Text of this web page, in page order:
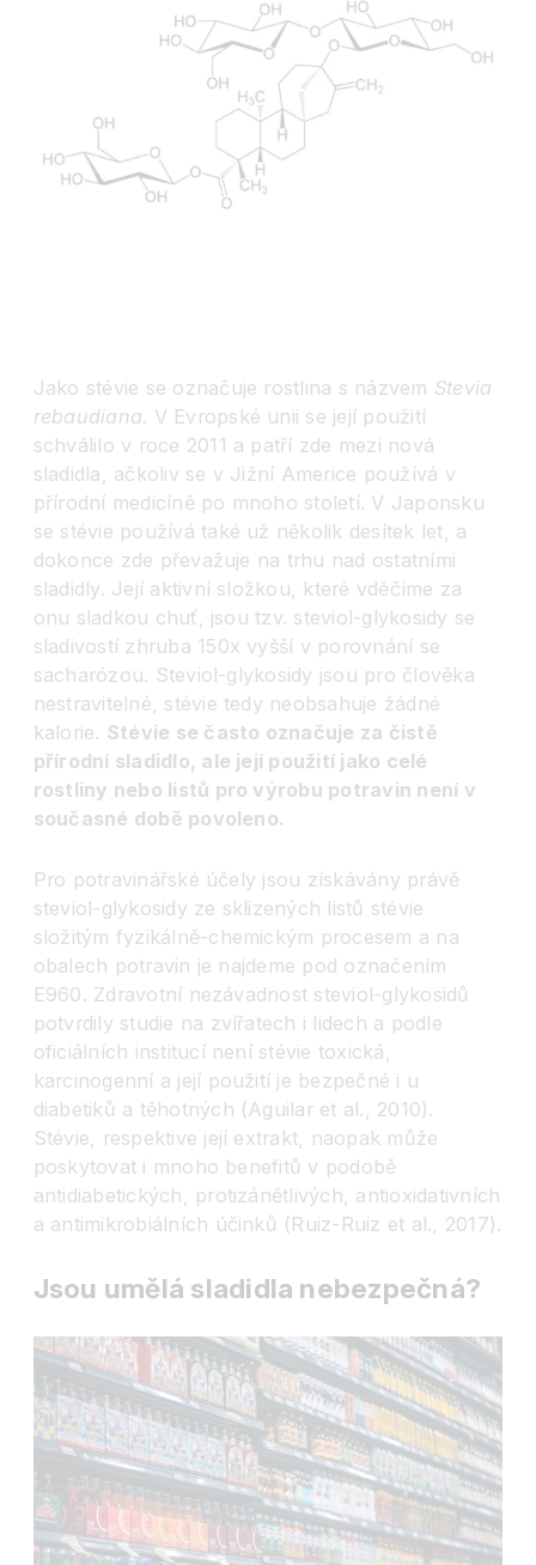
Jako stévie se označuje rostlina s názvem Stevia
rebaudiana. V Evropské unii se její použití
schválilo v roce 2011 a patří zde mezi nová
sladidla, ačkoliv se v Jižní Americe používá v
přírodní medicíně po mnoho století. V Japonsku
se stévie používá také už několik desítek let, a
dokonce zde převažuje na trhu nad ostatními
sladidly. Její aktivní složkou, které vděčíme za
onu sladkou chuť, jsou tzv. steviol-glykosidy se
sladivostí zhruba 150x vyšší v porovnání se
sacharózou. Steviol-glykosidy jsou pro člověka
nestravitelné, stévie tedy neobsahuje žádné
kalorie. Stévie se často označuje za čistě
přírodní sladidlo, ale její použití jako celé
rostliny nebo listů pro výrobu potravin není v
současné době povoleno.
Pro potravinářské účely jsou získávány právě
steviol-glykosidy ze sklizených listů stévie
složitým fyzikálně-chemickým procesem a na
obalech potravin je najdeme pod označením
E960. Zdravotní nezávadnost steviol-glykosidů
potvrdily studie na zvířatech i lidech a podle
oficiálních institucí není stévie toxická,
karcinogenní a její použití je bezpečné i u
diabetiků a těhotných (Aguilar et al., 2010).
Stévie, respektive její extrakt, naopak může
poskytovat i mnoho benefitů v podobě
antidiabetických, protizánětlivých, antioxidativních
a antimikrobiálních účinků (Ruiz-Ruiz et al., 2017).
Jsou umělá sladidla nebezpečná?